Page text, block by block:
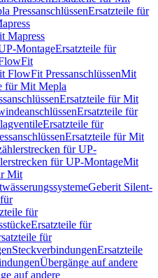
PressanschlüssenErsatzteile für
Mapress
MontageErsatzteile für
FlowFit PressanschlüssenMit
für Mit Mepla
Ersatzteile für Mit
Ersatzteile für
Ersatzteile für
Ersatzteile für Mit
für UP-
für UP-MontageMit
Mit
Geberit Silent-
für
Ersatzteile für
für
SteckverbindungenErsatzteile
Übergänge auf andere
auf andere